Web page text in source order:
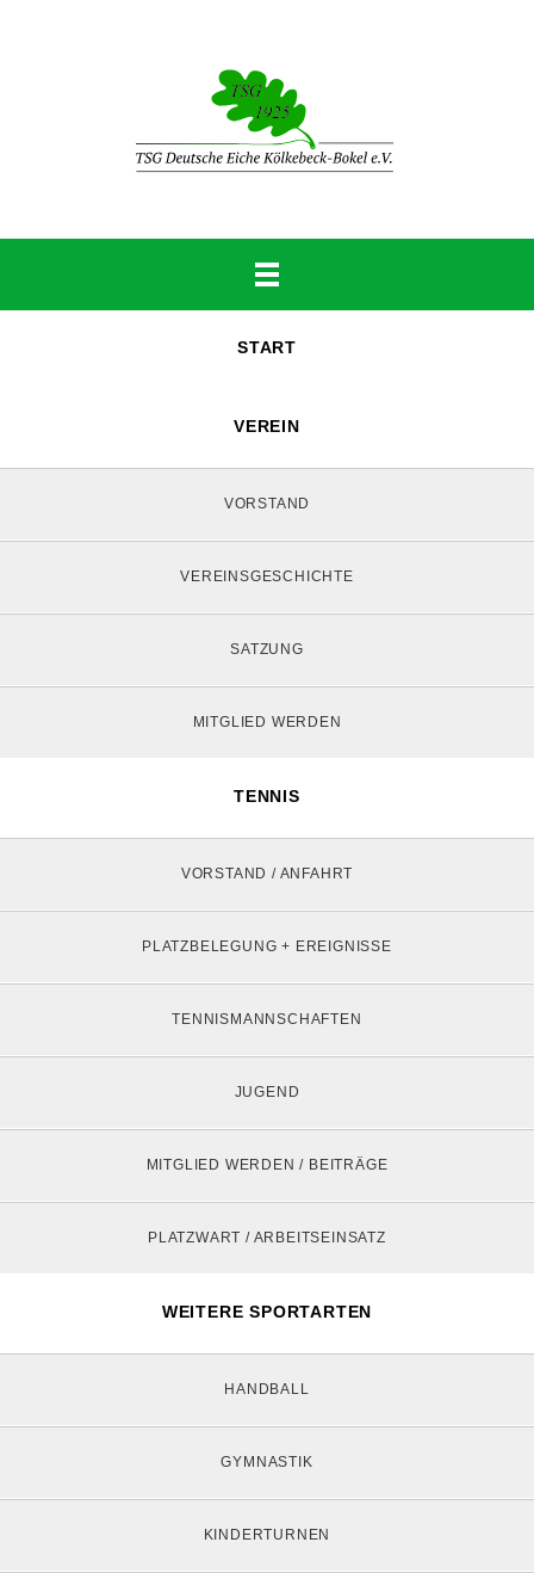
START
VEREIN
VORSTAND
VEREINSGESCHICHTE
SATZUNG
MITGLIED WERDEN
TENNIS
VORSTAND / ANFAHRT
PLATZBELEGUNG + EREIGNISSE
TENNISMANNSCHAFTEN
JUGEND
MITGLIED WERDEN / BEITRÄGE
PLATZWART / ARBEITSEINSATZ
WEITERE SPORTARTEN
HANDBALL
GYMNASTIK
KINDERTURNEN